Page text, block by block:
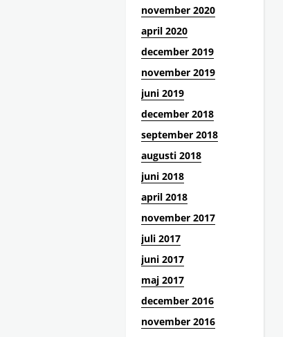
november 2020
april 2020
december 2019
november 2019
juni 2019
december 2018
september 2018
augusti 2018
juni 2018
april 2018
november 2017
juli 2017
juni 2017
maj 2017
december 2016
november 2016